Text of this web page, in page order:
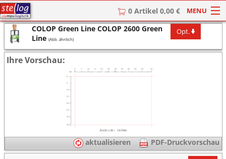
0 Artikel 0,00 € MENU
HOME
Stempel
Stempel-Textplatten
Stempelzubehör
COLOP Green Line COLOP 2600 Green
Line (Abb. ähnlich)
Opt.
Ihre Vorschau:
aktualisieren PDF-Druckvorschau